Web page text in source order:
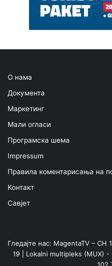
О нама
Документа
Маркетинг
Мали огласи
Програмска шема
Impressum
Правила коментарисања на
Контакт
Савјет
Гледајте нас: MagentaTV – CH
19 | Lokalni multipleks (MUX) -